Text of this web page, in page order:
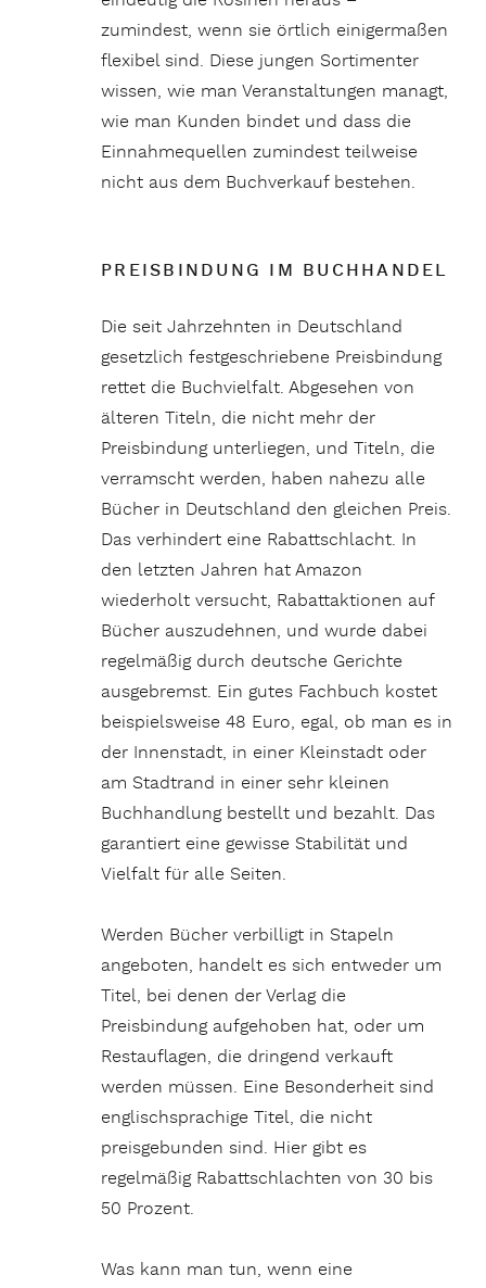
zumindest, wenn sie örtlich einigermaßen
flexibel sind. Diese jungen Sortimenter
wissen, wie man Veranstaltungen managt,
wie man Kunden bindet und dass die
Einnahmequellen zumindest teilweise
nicht aus dem Buchverkauf bestehen.
PREISBINDUNG IM BUCHHANDEL
Die seit Jahrzehnten in Deutschland
gesetzlich festgeschriebene Preisbindung
rettet die Buchvielfalt. Abgesehen von
älteren Titeln, die nicht mehr der
Preisbindung unterliegen, und Titeln, die
verramscht werden, haben nahezu alle
Bücher in Deutschland den gleichen Preis.
Das verhindert eine Rabattschlacht. In
den letzten Jahren hat Amazon
wiederholt versucht, Rabattaktionen auf
Bücher auszudehnen, und wurde dabei
regelmäßig durch deutsche Gerichte
ausgebremst. Ein gutes Fachbuch kostet
beispielsweise 48 Euro, egal, ob man es in
der Innenstadt, in einer Kleinstadt oder
am Stadtrand in einer sehr kleinen
Buchhandlung bestellt und bezahlt. Das
garantiert eine gewisse Stabilität und
Vielfalt für alle Seiten.
Werden Bücher verbilligt in Stapeln
angeboten, handelt es sich entweder um
Titel, bei denen der Verlag die
Preisbindung aufgehoben hat, oder um
Restauflagen, die dringend verkauft
werden müssen. Eine Besonderheit sind
englischsprachige Titel, die nicht
preisgebunden sind. Hier gibt es
regelmäßig Rabattschlachten von 30 bis
50 Prozent.
Was kann man tun, wenn eine